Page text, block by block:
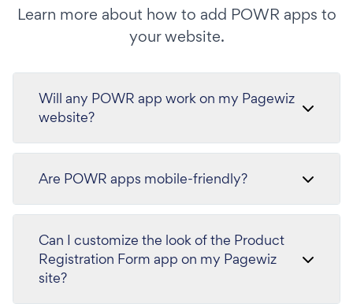
Learn more about how to add POWR apps to
your website.
Will any POWR app work on my Pagewiz
website?
Are POWR apps mobile-friendly?
Can I customize the look of the Product
Registration Form app on my Pagewiz
site?